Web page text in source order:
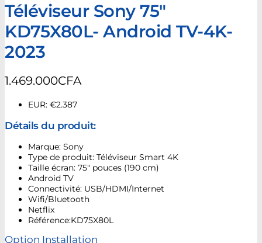
Téléviseur Sony 75″
KD75X80L- Android TV-4K-
2023
1.469.000CFA
EUR: €2.387
Détails du produit:
Marque: Sony
Type de produit: Téléviseur Smart 4K
Taille écran: 75″ pouces (190 cm)
Android TV
Connectivité: USB/HDMI/Internet
Wifi/Bluetooth
Netflix
Référence:KD75X80L
Option Installation